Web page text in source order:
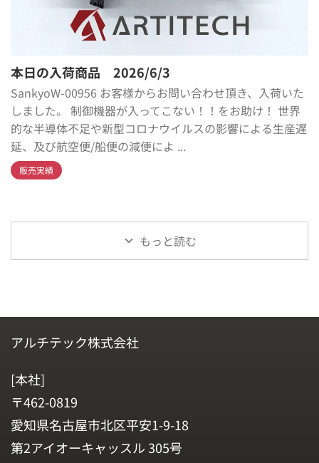
本日の入荷商品 2026/6/3
SankyoW-00956 お客様からお問い合わせ頂き、入荷いた
しました。 制御機器が入ってこない！！をお助け！ 世界
的な半導体不足や新型コロナウイルスの影響による生産遅
延、及び航空便/船便の減便によ ...
販売実績
もっと読む
アルチテック株式会社
[本社]
〒462-0819
愛知県名古屋市北区平安1-9-18
第2アイオーキャッスル 305号